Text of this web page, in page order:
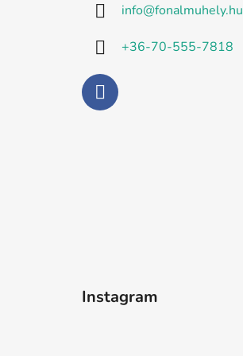
info@fonalmuhely.hu
+36-70-555-7818
Instagram